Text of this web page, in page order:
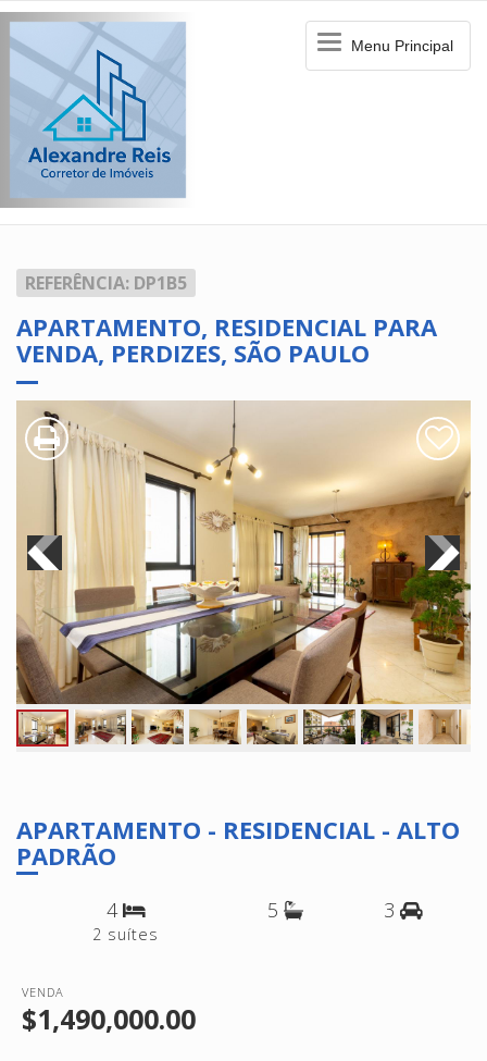
MenuMenu Principal
REFERÊNCIA: DP1B5
APARTAMENTO, RESIDENCIAL PARA
VENDA, PERDIZES, SÃO PAULO
APARTAMENTO - RESIDENCIAL - ALTO
PADRÃO
4
2 suítes
5 3
VENDA
$1,490,000.00